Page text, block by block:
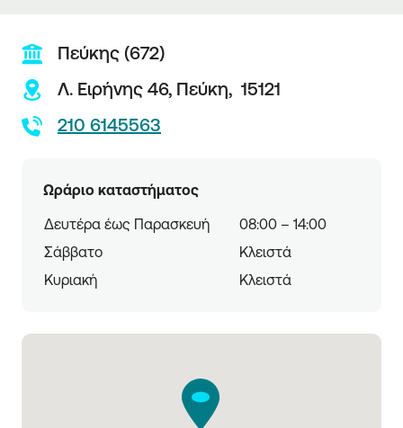
Πεύκης (672)
Λ. Ειρήνης 46, Πεύκη, 15121
210 6145563
Ωράριο καταστήματος
Δευτέρα έως Παρασκευή
08:00 – 14:00
Σάββατο
Κλειστά
Κυριακή
Κλειστά